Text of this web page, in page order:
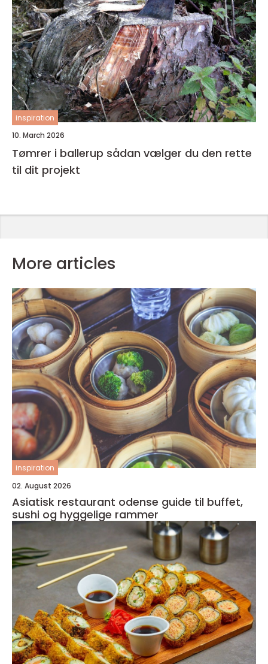
inspiration
10. March 2026
Tømrer i ballerup sådan vælger du den rette
til dit projekt
More articles
inspiration
02. August 2026
Asiatisk restaurant odense guide til buffet,
sushi og hyggelige rammer